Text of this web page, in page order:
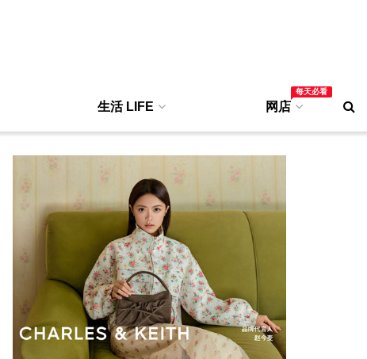
生活 LIFE 网店
每天必看